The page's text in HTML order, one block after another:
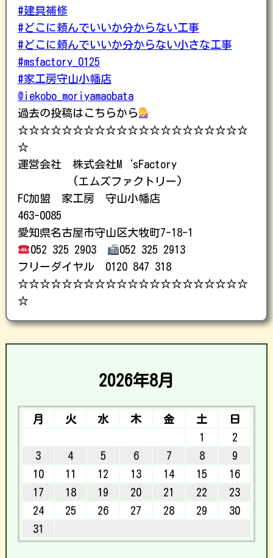
#建具補修
#どこに頼んでいいか分からない工事
#どこに頼んでいいか分からない小さな工事
#msfactory_0125
#家工房守山小幡店
@iekobo_moriyamaobata
過去の投稿はこちらから
☆☆☆☆☆☆☆☆☆☆☆☆☆☆☆☆☆☆☆☆☆
☆
運営会社 株式会社M‘sFactory
(エムズファクトリー)
FC加盟 家工房 守山小幡店
463-0085
愛知県名古屋市守山区大牧町7-18-1
052 325 2903
052 325 2913
フリーダイヤル 0120 847 318
☆☆☆☆☆☆☆☆☆☆☆☆☆☆☆☆☆☆☆☆☆
☆
2026年8月
月 火 水 木 金 土
日
1
2
3
4 5 6 7 8
9
10
11 12 13 14 15
16
17
18 19 20 21 22
23
24
25 26 27 28 29
30
31